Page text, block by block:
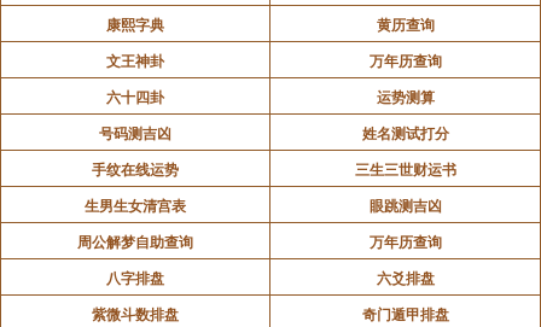
康熙字典
黄历查询
文王神卦
万年历查询
六十四卦
运势测算
号码测吉凶
姓名测试打分
手纹在线运势
三生三世财运书
生男生女清宫表
眼跳测吉凶
周公解梦自助查询
万年历查询
八字排盘
六爻排盘
紫微斗数排盘
奇门遁甲排盘